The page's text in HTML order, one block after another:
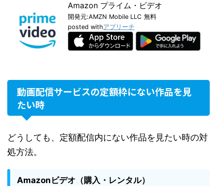
Amazon プライム・ビデオ
開発元:AMZN Mobile LLC 無料
posted withアプリーチ
動画配信サービスの定額枠にない作品を見
たい時
どうしても、定額配信内にない作品を見たい時の対
処方法。
Amazonビデオ（購入・レンタル）